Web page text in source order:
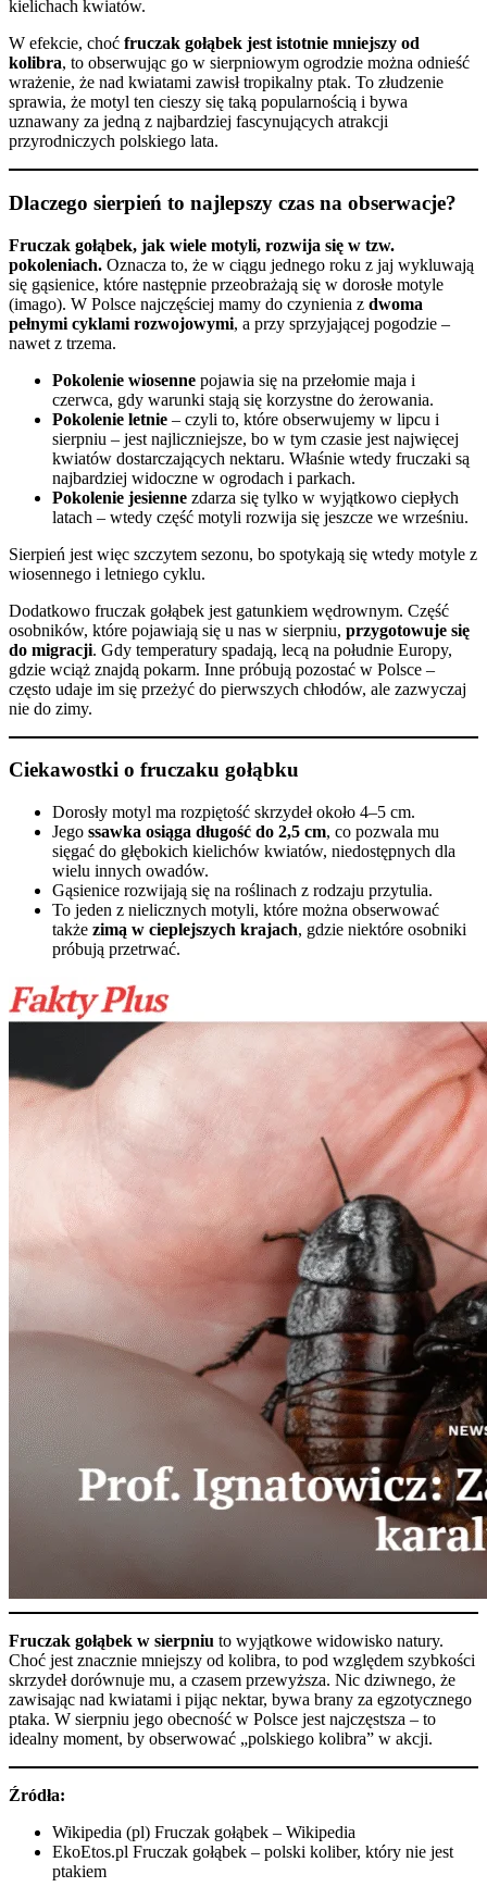
kielichach kwiatów.
W efekcie, choć fruczak gołąbek jest istotnie mniejszy od
kolibra, to obserwując go w sierpniowym ogrodzie można odnieść
wrażenie, że nad kwiatami zawisł tropikalny ptak. To złudzenie
sprawia, że motyl ten cieszy się taką popularnością i bywa
uznawany za jedną z najbardziej fascynujących atrakcji
przyrodniczych polskiego lata.
Dlaczego sierpień to najlepszy czas na obserwacje?
Fruczak gołąbek, jak wiele motyli, rozwija się w tzw.
pokoleniach. Oznacza to, że w ciągu jednego roku z jaj wykluwają
się gąsienice, które następnie przeobrażają się w dorosłe motyle
(imago). W Polsce najczęściej mamy do czynienia z dwoma
pełnymi cyklami rozwojowymi, a przy sprzyjającej pogodzie –
nawet z trzema.
Pokolenie wiosenne pojawia się na przełomie maja i
czerwca, gdy warunki stają się korzystne do żerowania.
Pokolenie letnie – czyli to, które obserwujemy w lipcu i
sierpniu – jest najliczniejsze, bo w tym czasie jest najwięcej
kwiatów dostarczających nektaru. Właśnie wtedy fruczaki są
najbardziej widoczne w ogrodach i parkach.
Pokolenie jesienne zdarza się tylko w wyjątkowo ciepłych
latach – wtedy część motyli rozwija się jeszcze we wrześniu.
Sierpień jest więc szczytem sezonu, bo spotykają się wtedy motyle z
wiosennego i letniego cyklu.
Dodatkowo fruczak gołąbek jest gatunkiem wędrownym. Część
osobników, które pojawiają się u nas w sierpniu, przygotowuje się
do migracji. Gdy temperatury spadają, lecą na południe Europy,
gdzie wciąż znajdą pokarm. Inne próbują pozostać w Polsce –
często udaje im się przeżyć do pierwszych chłodów, ale zazwyczaj
nie do zimy.
Ciekawostki o fruczaku gołąbku
Dorosły motyl ma rozpiętość skrzydeł około 4–5 cm.
Jego ssawka osiąga długość do 2,5 cm, co pozwala mu
sięgać do głębokich kielichów kwiatów, niedostępnych dla
wielu innych owadów.
Gąsienice rozwijają się na roślinach z rodzaju przytulia.
To jeden z nielicznych motyli, które można obserwować
także zimą w cieplejszych krajach, gdzie niektóre osobniki
próbują przetrwać.
Fruczak gołąbek w sierpniu to wyjątkowe widowisko natury.
Choć jest znacznie mniejszy od kolibra, to pod względem szybkości
skrzydeł dorównuje mu, a czasem przewyższa. Nic dziwnego, że
zawisając nad kwiatami i pijąc nektar, bywa brany za egzotycznego
ptaka. W sierpniu jego obecność w Polsce jest najczęstsza – to
idealny moment, by obserwować „polskiego kolibra” w akcji.
Źródła:
Wikipedia (pl) Fruczak gołąbek – Wikipedia
EkoEtos.pl Fruczak gołąbek – polski koliber, który nie jest
ptakiem